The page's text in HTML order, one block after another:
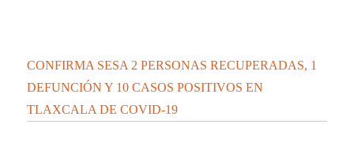
CONFIRMA SESA 2 PERSONAS RECUPERADAS, 1
DEFUNCIÓN Y 10 CASOS POSITIVOS EN
TLAXCALA DE COVID-19